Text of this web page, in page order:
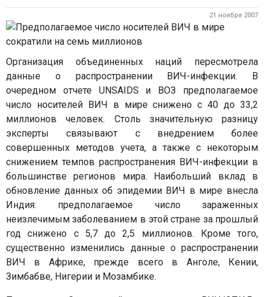
21 ноября 2007
Организация объединенных наций пересмотрела
данные о распространении ВИЧ-инфекции. В
очередном отчете UNSAIDS и ВОЗ предполагаемое
число носителей ВИЧ в мире снижено с 40 до 33,2
миллионов человек. Столь значительную разницу
эксперты связывают с внедрением более
совершенных методов учета, а также с некоторым
снижением темпов распространения ВИЧ-инфекции в
большинстве регионов мира. Наибольший вклад в
обновление данных об эпидемии ВИЧ в мире внесла
Индия: предполагаемое число зараженных
неизлечимым заболеванием в этой стране за прошлый
год снижено с 5,7 до 2,5 миллионов. Кроме того,
существенно изменились данные о распространении
ВИЧ в Африке, прежде всего в Анголе, Кении,
Зимбабве, Нигерии и Мозамбике.